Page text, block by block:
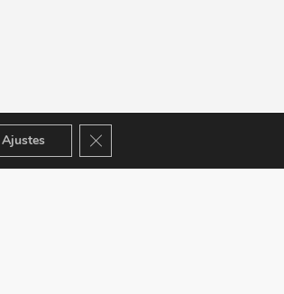
Ajustes Cerrar el banner de cookies RGPD